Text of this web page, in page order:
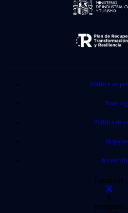
Política de
Nota
Política de
Mapa
Facebook
X
Instagram